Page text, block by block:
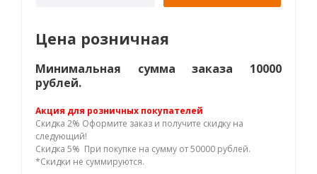
Цена розничная
Минимальная сумма заказа 10000
рублей.
Акция для розничных покупателей
Скидка 2% Оформите заказ и получите скидку на
следующий!
Скидка 5% При покупке на сумму от 50000 рублей.
*Скидки не суммируются.